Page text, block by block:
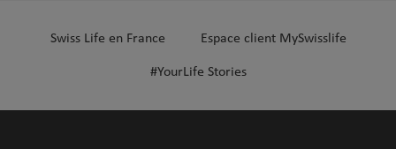
Swiss Life en France Espace client MySwisslife
#YourLife Stories